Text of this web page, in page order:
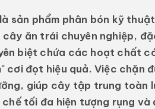
là sản phẩm phân bón kỹ
ăn trái chuyên nghiệp,
biệt chứa các hoạt chất
cơi đọt hiệu quả. Việc chặn
giúp cây tập trung toàn
tối đa hiện tượng rụng và